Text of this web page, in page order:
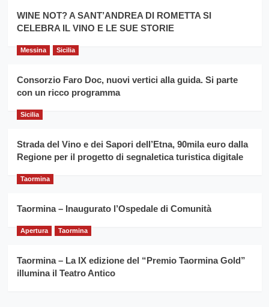
la
filiera
grano
per
il
anno
Franco
Caruso
WINE NOT? A SANT’ANDREA DI ROMETTA SI
CELEBRA IL VINO E LE SUE STORIE
Messina Sicilia
Consorzio Faro Doc, nuovi vertici alla guida. Si parte
con un ricco programma
Sicilia
Strada del Vino e dei Sapori dell’Etna, 90mila euro dalla
Regione per il progetto di segnaletica turistica digitale
Taormina
Taormina – Inaugurato l’Ospedale di Comunità
Apertura Taormina
Taormina – La IX edizione del “Premio Taormina Gold”
illumina il Teatro Antico